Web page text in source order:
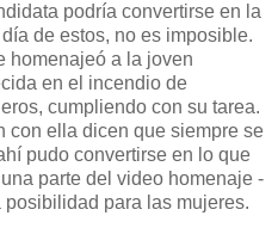
podría convertirse en la
de estos, no es imposible.
homenajeó a la joven
en el incendio de
cumpliendo con su tarea.
con ella dicen que siempre se
pudo convertirse en lo que
parte del video homenaje -
para las mujeres.